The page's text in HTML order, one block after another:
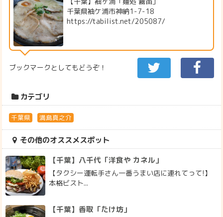
千葉県袖ケ浦市神納1-7-18
https://tabilist.net/205087/
ブックマークとしてもどうぞ！
カテゴリ
千葉県 満島真之介
その他のオススメスポット
【千葉】八千代「洋食や カネル」
【タクシー運転手さん一番うまい店に連れてって!】
本格ビスト...
【千葉】香取「たけ坊」